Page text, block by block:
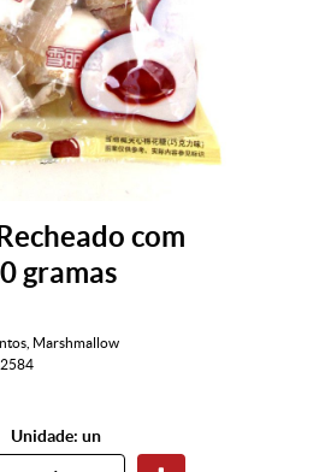
com
gramas
Marshmallow
Unidade: un